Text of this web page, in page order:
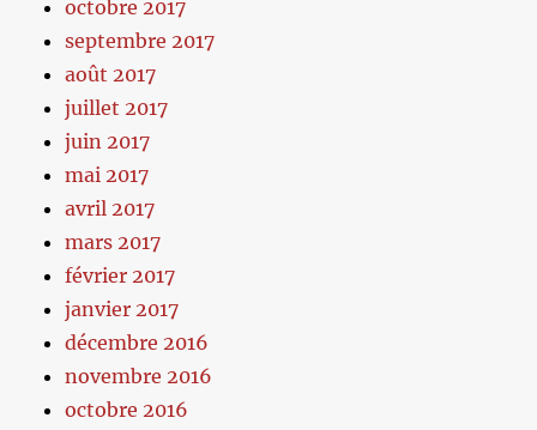
octobre 2017
septembre 2017
août 2017
juillet 2017
juin 2017
mai 2017
avril 2017
mars 2017
février 2017
janvier 2017
décembre 2016
novembre 2016
octobre 2016